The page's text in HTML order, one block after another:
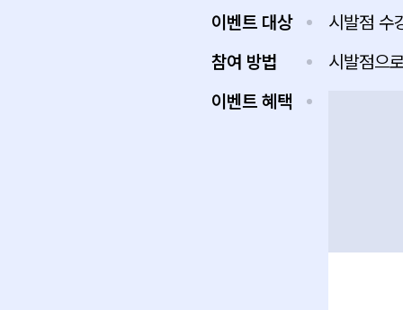
이벤트 대상
시발점 수
참여 방법
시발점으
이벤트 혜택